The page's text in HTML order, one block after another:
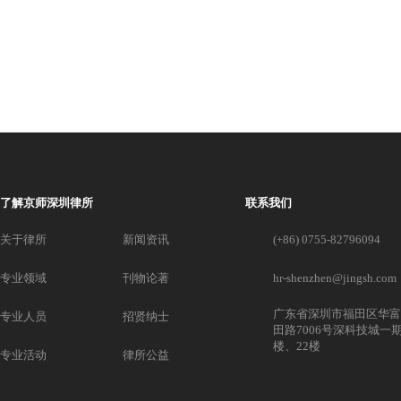
了解京师深圳律所
关于律所
专业领域
专业人员
专业活动
新闻资讯
刊物论著
招贤纳士
律所公益
联系我们
(+86) 0755-82796094
hr-shenzhen@jingsh.com
广东省深圳市福田区华
田路7006号深科技城一
楼、22楼